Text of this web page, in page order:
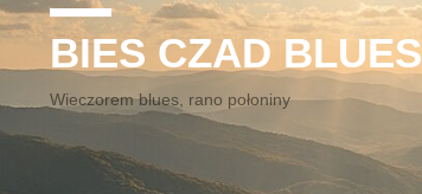
BIES CZAD BLUES
Wieczorem blues, rano połoniny